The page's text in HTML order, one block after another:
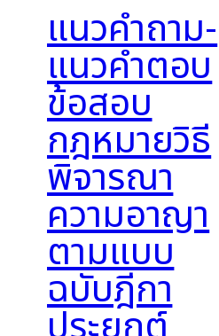
แนวคำถาม-
แนวคำตอบ
ข้อสอบ
กฎหมายวิธี
พิจารณา
ความอาญา
ตามแบบ
ฉบับฎีกา